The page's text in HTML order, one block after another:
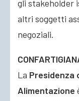
gli stakeholder
altri soggetti
negoziali.
La Presidenza
Alimentazione